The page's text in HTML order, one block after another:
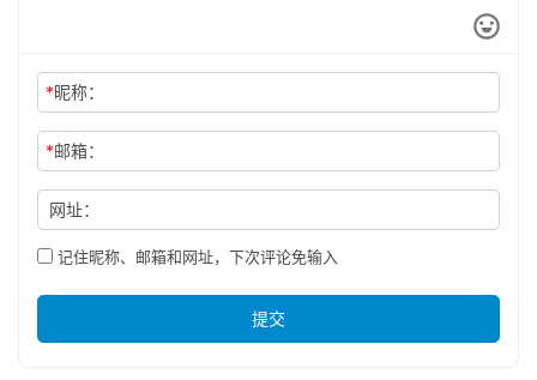
*昵称：
*邮箱：
网址：
记住昵称、邮箱和网址，下次评论免输入
提交